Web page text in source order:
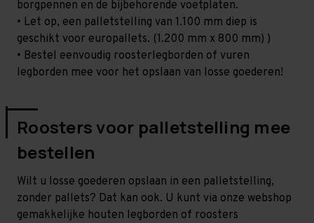
borgpennen en de bijbehorende voetplaten.
• Let op, een palletstelling van 1.100 mm diep is
geschikt voor europallets. (1.200 mm x 800 mm) )
• Bestel eenvoudig roosterlegborden of vuren
legborden mee voor het opslaan van losse goederen!
Roosters voor palletstelling mee
bestellen
Wilt u losse goederen opslaan in een palletstelling,
zonder pallets? Dat kan ook. U kunt via onze webshop
gemakkelijke houten legborden of roosters